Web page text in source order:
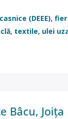
(DEEE), fier
, textile, ulei
Bâcu, Joița